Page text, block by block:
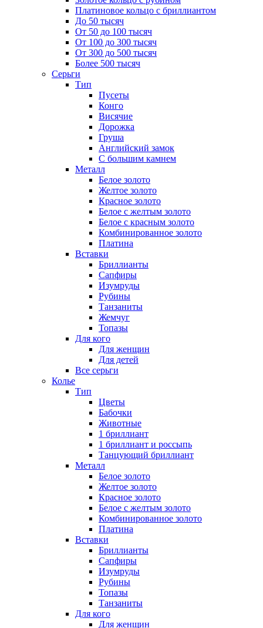
Платиновое кольцо с бриллиантом
До 50 тысяч
От 50 до 100 тысяч
От 100 до 300 тысяч
От 300 до 500 тысяч
Более 500 тысяч
Серьги
Тип
Пусеты
Конго
Висячие
Дорожка
Груша
Английский замок
С большим камнем
Металл
Белое золото
Желтое золото
Красное золото
Белое с желтым золото
Белое с красным золото
Комбинированное золото
Платина
Вставки
Бриллианты
Сапфиры
Изумруды
Рубины
Танзаниты
Жемчуг
Топазы
Для кого
Для женщин
Для детей
Все серьги
Колье
Тип
Цветы
Бабочки
Животные
1 бриллиант
1 бриллиант и россыпь
Танцующий бриллиант
Металл
Белое золото
Желтое золото
Красное золото
Белое с желтым золото
Комбинированное золото
Платина
Вставки
Бриллианты
Сапфиры
Изумруды
Рубины
Топазы
Танзаниты
Для кого
Для женщин